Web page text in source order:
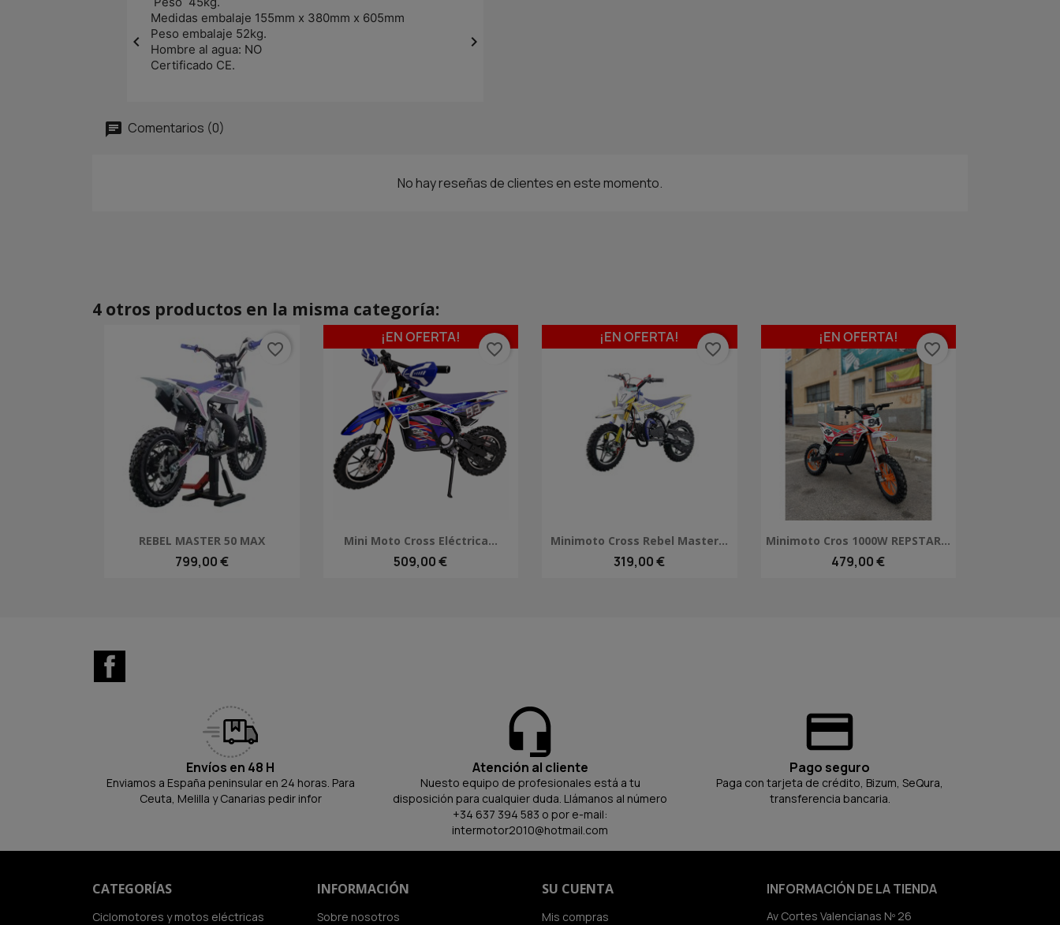
 
Medidas embalaje 155mm x 380mm x 605mm
Peso embalaje 52kg.
Hombre al agua: NO
Certificado CE.
Comentarios (0)
No hay reseñas de clientes en este momento.
4 otros productos en la misma categoría:
Vista rápida
REBEL MASTER 50 MAX
799,00 €
favorite_border
Vista rápida
Mini Moto Cross Eléctrica...
509,00 €
¡EN OFERTA!
favorite_border
Vista rápida
Minimoto Cross Rebel Master...
319,00 €
¡EN OFERTA!
favorite_border
Vista rápida
Minimoto Cros 1000W REPSTAR...
479,00 €
¡EN OFERTA!
favorite_border
Envíos en 48 H
Enviamos a España peninsular en 24 horas. Para
Ceuta, Melilla y Canarias pedir infor
Atención al cliente
Nuesto equipo de profesionales está a tu
disposición para cualquier duda. Llámanos al número
+34 637 394 583 o por e-mail:
intermotor2010@hotmail.com
Pago seguro
Paga con tarjeta de crédito, Bizum, SeQura,
transferencia bancaria.
CATEGORÍAS
Ciclomotores y motos eléctricas
INFORMACIÓN
Sobre nosotros
SU CUENTA
Mis compras
INFORMACIÓN DE LA TIENDA
Av Cortes Valencianas Nº 26